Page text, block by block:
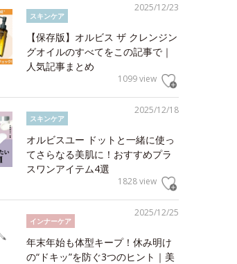
2025/12/23
スキンケア
【保存版】オルビス ザ クレンジン
グオイルのすべてをこの記事で｜
人気記事まとめ
1099 view
2025/12/18
スキンケア
オルビスユー ドットと一緒に使っ
てさらなる美肌に！おすすめプラ
スワンアイテム4選
1828 view
2025/12/25
インナーケア
年末年始も体型キープ！休み明け
の“ドキッ”を防ぐ3つのヒント｜美